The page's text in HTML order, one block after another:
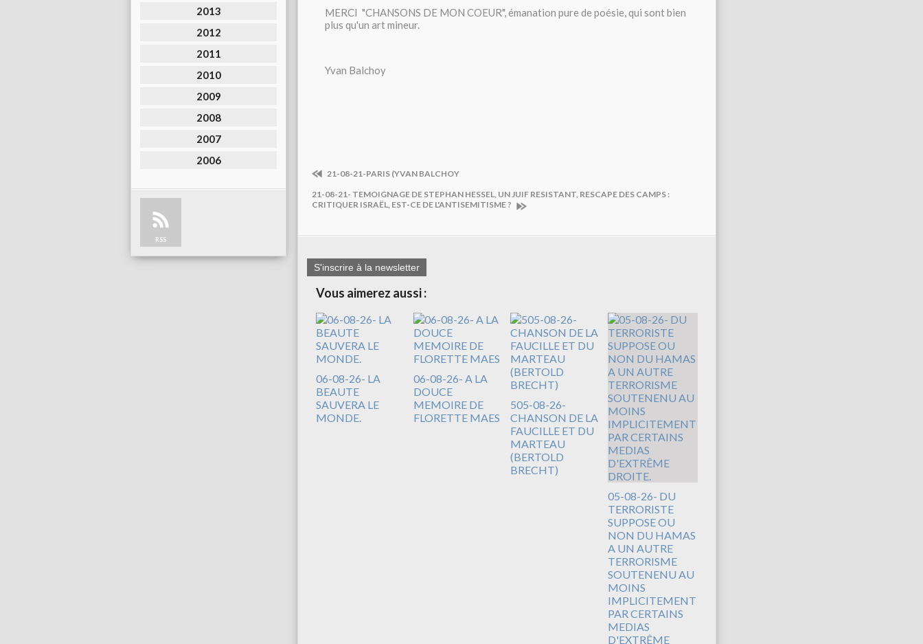
2013
2012
2011
2010
2009
2008
2007
2006
RSS
MERCI "CHANSONS DE MON COEUR", émanation pure de poésie, qui sont bien
plus qu'un art mineur.
Yvan Balchoy
21-08-21-PARIS (YVAN BALCHOY
21-08-21- TEMOIGNAGE DE STEPHAN HESSEL, UN JUIF RESISTANT, RESCAPE DES CAMPS :
CRITIQUER ISRAËL, EST-CE DE L'ANTISEMITISME ?
S'inscrire à la newsletter
Vous aimerez aussi :
06-08-26- LA
BEAUTE
SAUVERA LE
MONDE.
06-08-26- A LA
DOUCE
MEMOIRE DE
FLORETTE MAES
505-08-26-
CHANSON DE LA
FAUCILLE ET DU
MARTEAU
(BERTOLD
BRECHT)
05-08-26- DU
TERRORISTE
SUPPOSE OU
NON DU HAMAS
A UN AUTRE
TERRORISME
SOUTENENU AU
MOINS
IMPLICITEMENT
PAR CERTAINS
MEDIAS
D'EXTRÊME